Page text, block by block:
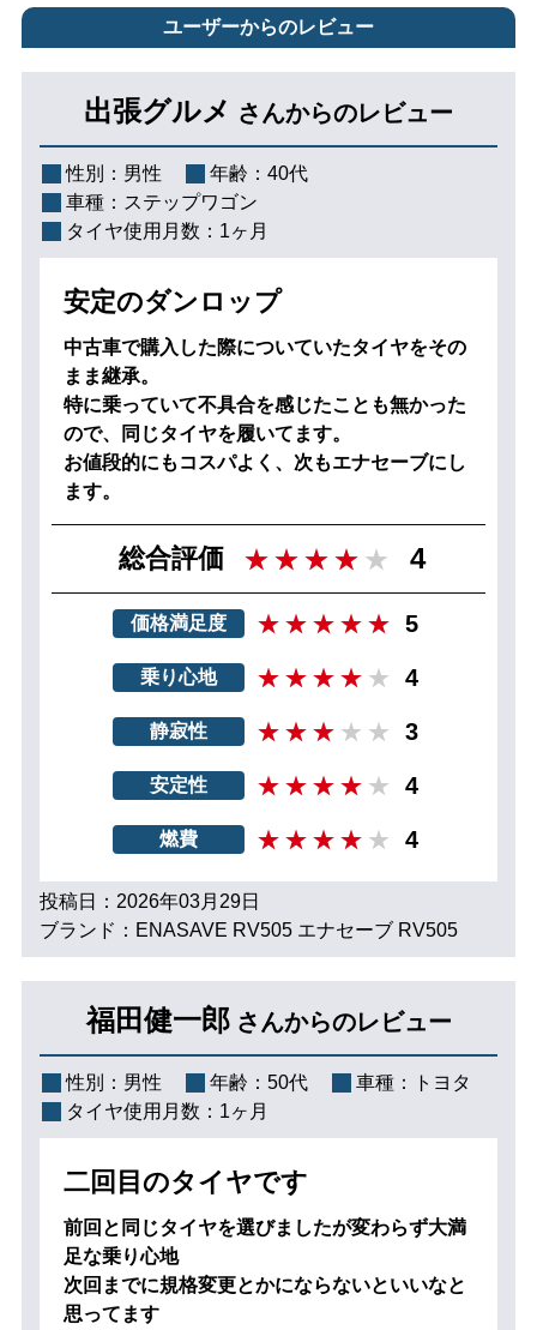
ユーザーからのレビュー
出張グルメ さんからのレビュー
性別： 男性 年齢： 40代
車種： ステップワゴン
タイヤ使用月数： 1ヶ月
安定のダンロップ
中古車で購入した際についていたタイヤをその
まま継承。
特に乗っていて不具合を感じたことも無かった
ので、同じタイヤを履いてます。
お値段的にもコスパよく、次もエナセーブにし
ます。
総合評価 4
価格満足度 5
乗り心地 4
静寂性 3
安定性 4
燃費 4
投稿日：2026年03月29日
ブランド：ENASAVE RV505 エナセーブ RV505
福田健一郎 さんからのレビュー
性別： 男性 年齢： 50代 車種：
トヨタ
タイヤ使用月数： 1ヶ月
二回目のタイヤです
前回と同じタイヤを選びましたが変わらず大満
足な乗り心地
次回までに規格変更とかにならないといいなと
思ってます